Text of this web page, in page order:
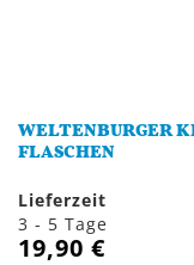
WELTENBURGER
LASCHEN
Lieferzeit
3 - 5 Tage
19,90 €
der
Bildergalerie